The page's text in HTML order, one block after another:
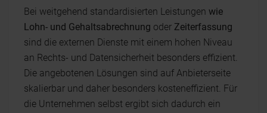
Bei weitgehend standardisierten Leistungen wie
Lohn- und Gehaltsabrechnung oder Zeiterfassung
sind die externen Dienste mit einem hohen Niveau
an Rechts- und Datensicherheit besonders effizient.
Die angebotenen Lösungen sind auf Anbieterseite
skalierbar und daher besonders kosteneffizient. Für
die Unternehmen selbst ergibt sich dadurch ein